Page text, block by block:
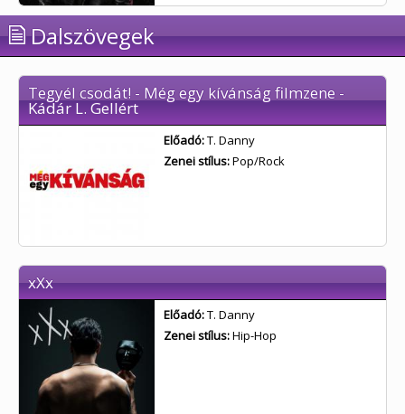
Dalszövegek
Tegyél csodát! - Még egy kívánság filmzene -
Kádár L. Gellért
Előadó:T. Danny
Zenei stílus:Pop/Rock
xXx
Előadó:T. Danny
Zenei stílus:Hip-Hop